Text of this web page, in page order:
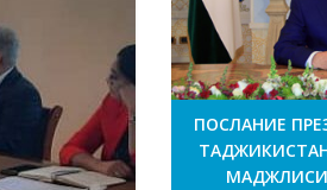
ПОСЛАНИЕ
МАДЖЛИСИ